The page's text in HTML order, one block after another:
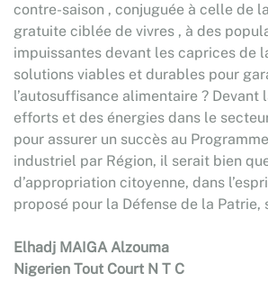
contre-saison , conjuguée à celle de
gratuite ciblée de vivres , à des
impuissantes devant les caprices de
solutions viables et durables pour
l’autosuffisance alimentaire ? Devant
efforts et des énergies dans le
pour assurer un succès au
industriel par Région, il serait bien
d’appropriation citoyenne, dans
proposé pour la Défense de la Patrie,
Elhadj MAIGA Alzouma
Nigerien Tout Court N T C